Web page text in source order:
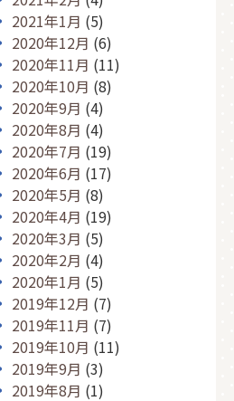
2021年1月 (5)
2020年12月 (6)
2020年11月 (11)
2020年10月 (8)
2020年9月 (4)
2020年8月 (4)
2020年7月 (19)
2020年6月 (17)
2020年5月 (8)
2020年4月 (19)
2020年3月 (5)
2020年2月 (4)
2020年1月 (5)
2019年12月 (7)
2019年11月 (7)
2019年10月 (11)
2019年9月 (3)
2019年8月 (1)